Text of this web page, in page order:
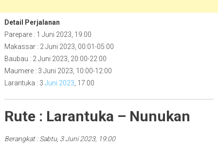
Detail Perjalanan
Parepare : 1 Juni 2023, 19:00
Makassar : 2 Juni 2023, 00:01-05:00
Baubau : 2 Juni 2023, 20:00-22:00
Maumere : 3 Juni 2023, 10:00-12:00
Larantuka : 3 Juni 2023 , 17:00
Rute : Larantuka – Nunukan
Berangkat : Sabtu, 3 Juni 2023, 19:00